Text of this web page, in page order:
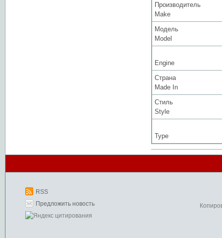
Производитель
Make
Модель
Model
Engine
Страна
Made In
Стиль
Style
Type
RSS
Предложить новость